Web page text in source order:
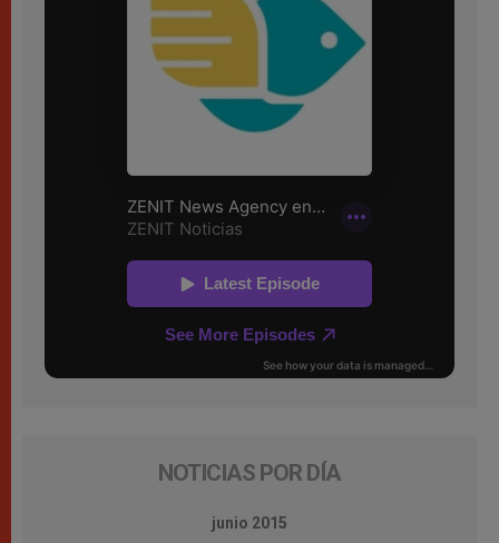
NOTICIAS POR DÍA
junio 2015